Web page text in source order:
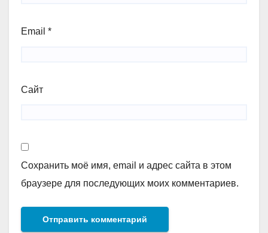
Email *
Сайт
Сохранить моё имя, email и адрес сайта в этом
браузере для последующих моих комментариев.